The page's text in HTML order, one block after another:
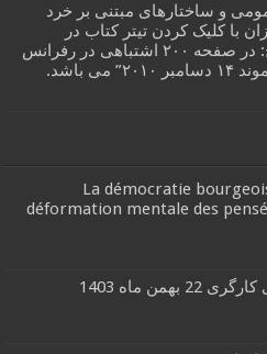
و ساختارهای مبتنی بر خرد
با کلیک کردن تیتر کتاب در
صفحه ای که باز می شود. توضیح: در صفحه ۲۰۰ اشتباهی در رفرانس
La démocratie
déformation mentale des
ماه 1403